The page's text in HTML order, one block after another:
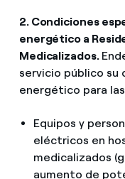
2. Condiciones
energético a
Medicalizados.
servicio público su
energético para
Equipos y
eléctricos en
medicalizados
aumento de